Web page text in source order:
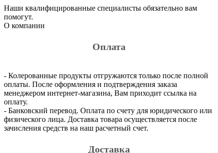
Наши квалифицированные специалисты обязательно вам
помогут.
О компании
Оплата
- Колерованные продукты отгружаются только после полной
оплаты. После оформления и подтверждения заказа
менеджером интернет-магазина, Вам приходит ссылка на
оплату.
- Банковский перевод. Оплата по счету для юридического или
физического лица. Доставка товара осуществляется после
зачисления средств на наш расчетный счет.
Доставка